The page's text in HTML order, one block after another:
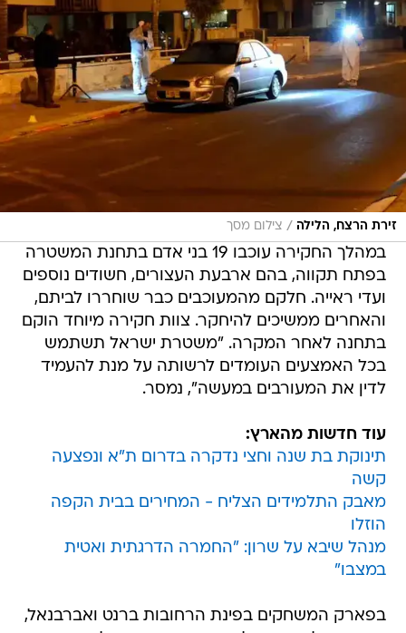
זירת הרצח, הלילה / צילום מסך
במהלך החקירה עוכבו 19 בני אדם בתחנת המשטרה
בפתח תקווה, בהם ארבעת העצורים, חשודים נוספים
ועדי ראייה. חלקם מהמעוכבים כבר שוחררו לביתם,
והאחרים ממשיכים להיחקר. צוות חקירה מיוחד הוקם
בתחנה לאחר המקרה. "משטרת ישראל תשתמש
בכל האמצעים העומדים לרשותה על מנת להעמיד
לדין את המעורבים במעשה", נמסר.
עוד חדשות מהארץ:
תינוקת בת שנה וחצי נדקרה בדרום ת"א ונפצעה
קשה
מאבק התלמידים הצליח - המחירים בבית הקפה
הוזלו
מנהל שיבא על שרון: "החמרה הדרגתית ואטית
במצבו"
בפארק המשחקים בפינת הרחובות ברנט ואברבנאל,